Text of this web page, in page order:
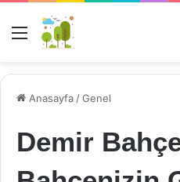
Menü
Anasayfa /Genel
Demir